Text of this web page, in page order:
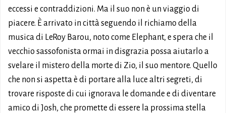
eccessi e contraddizioni. Ma il suo non è un viaggio di
piacere. È arrivato in città seguendo il richiamo della
musica di LeRoy Barou, noto come Elephant, e spera che il
vecchio sassofonista ormai in disgrazia possa aiutarlo a
svelare il mistero della morte di Zio, il suo mentore. Quello
che non si aspetta è di portare alla luce altri segreti, di
trovare risposte di cui ignorava le domande e di diventare
amico di Josh, che promette di essere la prossima stella